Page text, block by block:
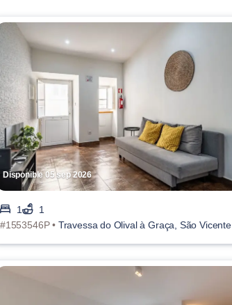
Disponible 05 sep 2026
1
1
#1553546P • Travessa do Olival à Graça, São Vicente